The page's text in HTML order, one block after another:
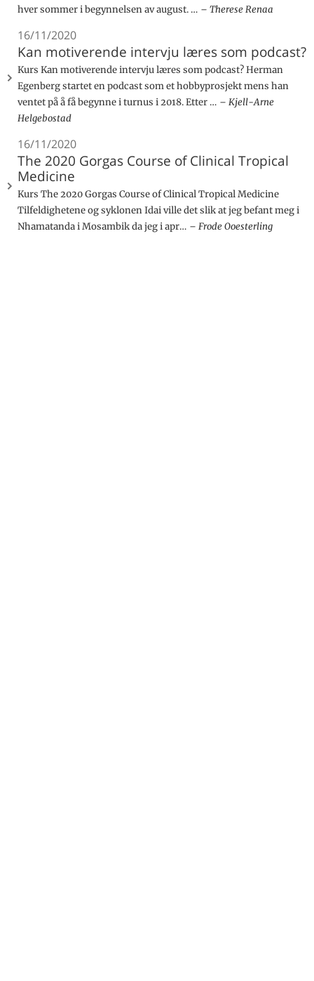
hver sommer i begynnelsen av august. …
Therese Renaa
16/11/2020
Kan motiverende intervju læres som podcast?
Kurs Kan motiverende intervju læres som podcast? Herman
Egenberg startet en podcast som et hobbyprosjekt mens han
ventet på å få begynne i turnus i 2018. Etter …
Kjell-Arne
Helgebostad
16/11/2020
The 2020 Gorgas Course of Clinical Tropical
Medicine
Kurs The 2020 Gorgas Course of Clinical Tropical Medicine
Tilfeldighetene og syklonen Idai ville det slik at jeg befant meg i
Nhamatanda i Mosambik da jeg i apr…
Frode Ooesterling